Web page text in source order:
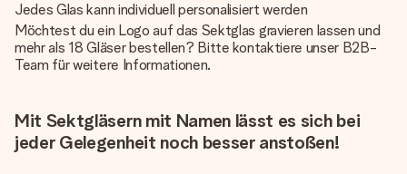
Jedes Glas kann individuell personalisiert werden
Möchtest du ein Logo auf das Sektglas gravieren lassen und
mehr als 18 Gläser bestellen? Bitte kontaktiere unser B2B-
Team für weitere Informationen.
Mit Sektgläsern mit Namen lässt es sich bei
jeder Gelegenheit noch besser anstoßen!